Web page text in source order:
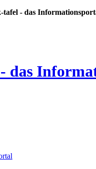
tafel - das
das